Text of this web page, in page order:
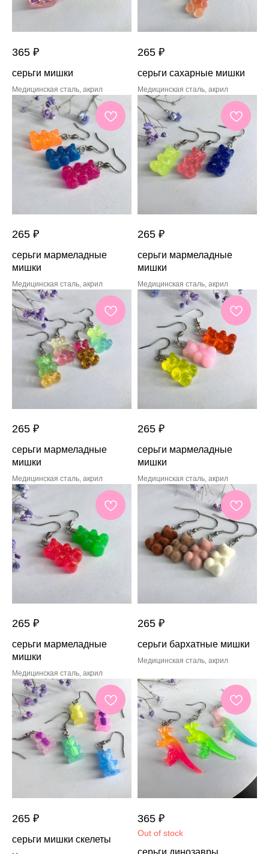
365 ₽
серьги мишки
Медицинская сталь, акрил
265 ₽
серьги сахарные мишки
Медицинская сталь, акрил
265 ₽
серьги мармеладные
мишки
Медицинская сталь, акрил
265 ₽
серьги мармеладные
мишки
Медицинская сталь, акрил
265 ₽
серьги мармеладные
мишки
Медицинская сталь, акрил
265 ₽
серьги мармеладные
мишки
Медицинская сталь, акрил
265 ₽
серьги мармеладные
мишки
Медицинская сталь, акрил
265 ₽
серьги бархатные мишки
Медицинская сталь, акрил
265 ₽
серьги мишки скелеты
365 ₽
Out of stock
серьги динозавры